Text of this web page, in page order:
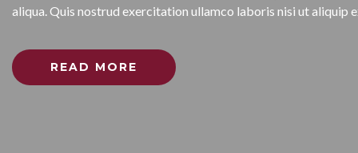
aliqua. Quis nostrud exercitation ullamco laboris nisi ut aliquip
READ MORE